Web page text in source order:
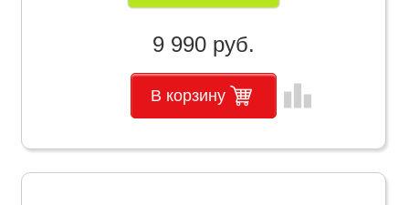
9 990 руб.
В корзину leaderboard